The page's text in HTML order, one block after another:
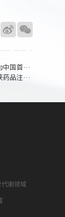
阳性结果的创新药
册证书
谢领域